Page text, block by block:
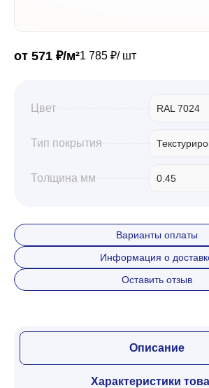
от 571 ₽/м²1 785 ₽/ шт
Цвет RAL 7024
Тип покрытия
Толщина мм 0.45
Варианты оплаты
Информация о
Оставить отзыв
Описание
Характеристики